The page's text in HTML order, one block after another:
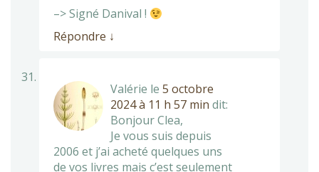
–> Signé Danival !
Répondre ↓
Valérie le 5 octobre
2024 à 11 h 57 min dit:
Bonjour Clea,
Je vous suis depuis
2006 et j’ai acheté quelques uns
de vos livres mais c’est seulement